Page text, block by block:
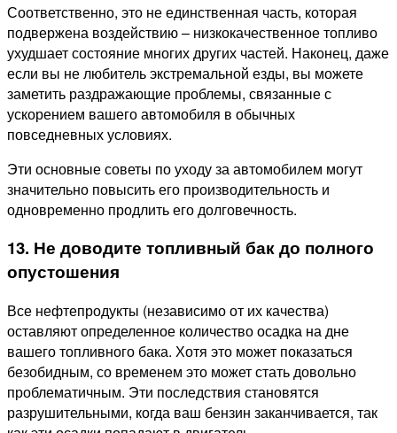
Соответственно, это не единственная часть, которая
подвержена воздействию – низкокачественное топливо
ухудшает состояние многих других частей. Наконец, даже
если вы не любитель экстремальной езды, вы можете
заметить раздражающие проблемы, связанные с
ускорением вашего автомобиля в обычных
повседневных условиях.
Эти основные советы по уходу за автомобилем могут
значительно повысить его производительность и
одновременно продлить его долговечность.
13. Не доводите топливный бак до полного
опустошения
Все нефтепродукты (независимо от их качества)
оставляют определенное количество осадка на дне
вашего топливного бака. Хотя это может показаться
безобидным, со временем это может стать довольно
проблематичным. Эти последствия становятся
разрушительными, когда ваш бензин заканчивается, так